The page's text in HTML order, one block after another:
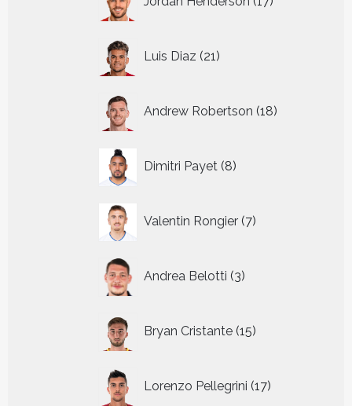
producten
Luis Diaz 21
producten
Andrew Robertson 18
producten
Dimitri Payet 8
producten
Valentin Rongier 7
producten
Andrea Belotti 3
producten
Bryan Cristante 15
producten
Lorenzo Pellegrini 17
producten